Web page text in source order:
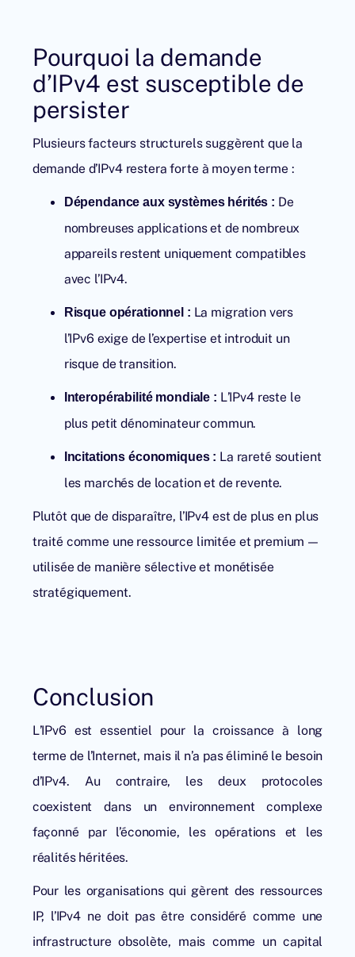
Pourquoi la demande
d’IPv4 est susceptible de
persister
Plusieurs facteurs structurels suggèrent que la
demande d’IPv4 restera forte à moyen terme :
Dépendance aux systèmes hérités : De
nombreuses applications et de nombreux
appareils restent uniquement compatibles
avec l’IPv4.
Risque opérationnel : La migration vers
l’IPv6 exige de l’expertise et introduit un
risque de transition.
Interopérabilité mondiale : L’IPv4 reste le
plus petit dénominateur commun.
Incitations économiques : La rareté soutient
les marchés de location et de revente.
Plutôt que de disparaître, l’IPv4 est de plus en plus
traité comme une ressource limitée et premium —
utilisée de manière sélective et monétisée
stratégiquement.
Conclusion
L’IPv6 est essentiel pour la croissance à long
terme de l’Internet, mais il n’a pas éliminé le besoin
d’IPv4. Au contraire, les deux protocoles
coexistent dans un environnement complexe
façonné par l’économie, les opérations et les
réalités héritées.
Pour les organisations qui gèrent des ressources
IP, l’IPv4 ne doit pas être considéré comme une
infrastructure obsolète, mais comme un capital